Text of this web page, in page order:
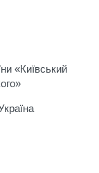
«Київський